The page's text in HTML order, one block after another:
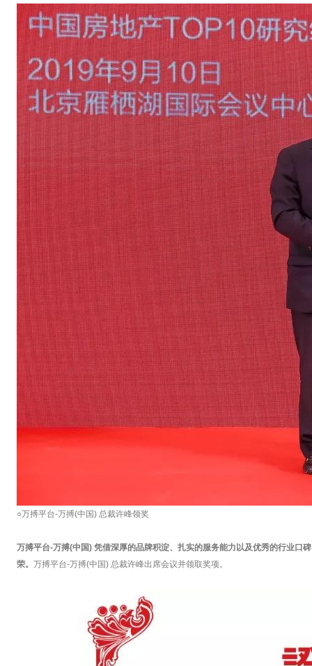
○万搏平台-万搏(中国) 总裁许峰领奖
万搏平台-万搏(中国) 凭借深厚的品牌积淀、扎实的服务能力以及优秀的行业口
荣。 万搏平台-万搏(中国) 总裁许峰出席会议并领取奖项。